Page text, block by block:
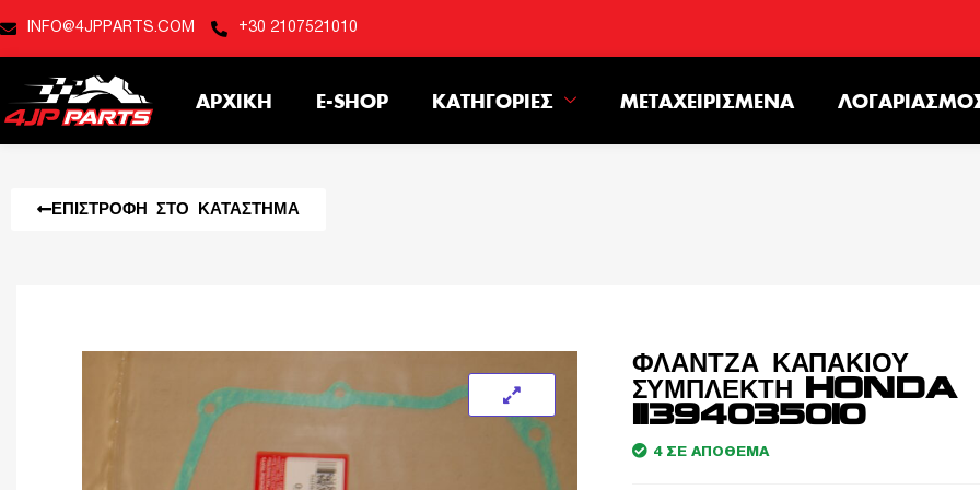
INFO@4JPPARTS.COM +30 2107521010
ΑΡΧΙΚΉ E-SHOP ΚΑΤΗΓΟΡΊΕΣ ΜΕΤΑΧΕΙΡΙΣΜΈΝΑ
ΕΠΙΣΤΡΟΦΉ ΣΤΟ ΚΑΤΆΣΤΗΜΑ
ΦΛΑΝΤΖΑ ΚΑΠΑΚΙΟΥ
ΣΥΜΠΛΕΚΤΗ HONDA
11394035010
4 ΣΕ ΑΠΌΘΕΜΑ